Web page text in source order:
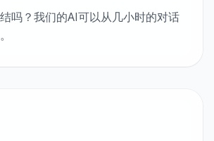
吗？我们的AI可以从几小时的对话